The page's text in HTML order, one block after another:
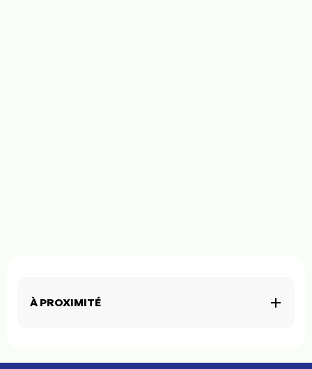
À PROXIMITÉ